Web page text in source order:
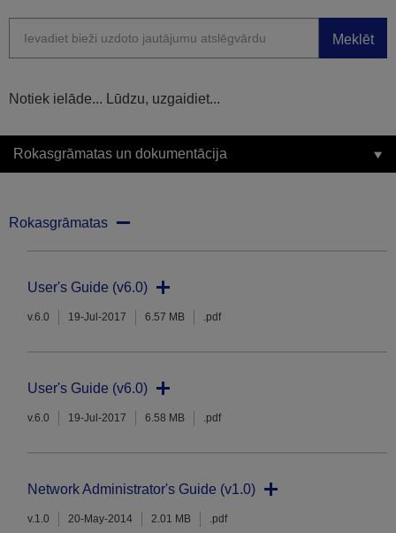
Meklēt
Notiek ielāde... Lūdzu, uzgaidiet...
Rokasgrāmatas un dokumentācija
Rokasgrāmatas
User's Guide (v6.0)
v.6.0 19-Jul-2017 6.57 MB .pdf
User's Guide (v6.0)
v.6.0 19-Jul-2017 6.58 MB .pdf
Network Administrator's Guide (v1.0)
v.1.0 20-May-2014 2.01 MB .pdf